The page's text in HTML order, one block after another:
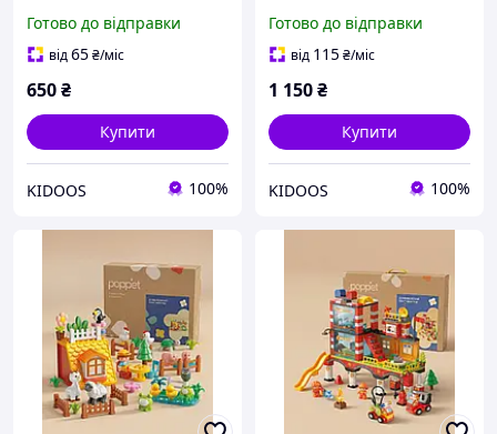
елементів
Готово до відправки
від65₴/міс
650₴
Купити
KIDOOS 100%
172 елемента
Готово до відправки
від 115₴/міс
1 150₴
Купити
KIDOOS 100%